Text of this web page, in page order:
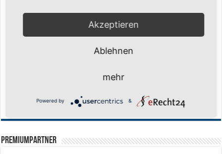
Regionalliga-Meister SV Haspe 70 12. Mai 2026
11. Mai 2026
Mission Titelverteidigung: LOCO Express greift nach dem fünften Titel in
Finale, Teil 2: Alle ins Hasper Ufo 6. Mai 2026
PREMIUMPARTNER
Akzeptieren
Ablehnen
mehr
Powered by &